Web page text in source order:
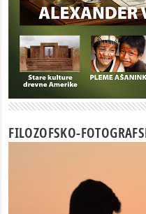
FILOZOFSKO-